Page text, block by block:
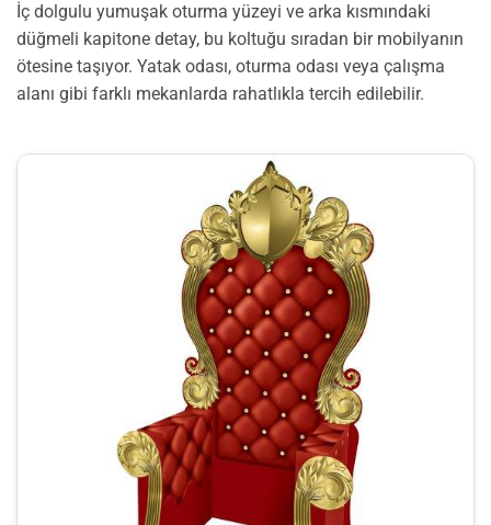
İç dolgulu yumuşak oturma yüzeyi ve arka kısmındaki
düğmeli kapitone detay, bu koltuğu sıradan bir mobilyanın
ötesine taşıyor. Yatak odası, oturma odası veya çalışma
alanı gibi farklı mekanlarda rahatlıkla tercih edilebilir.